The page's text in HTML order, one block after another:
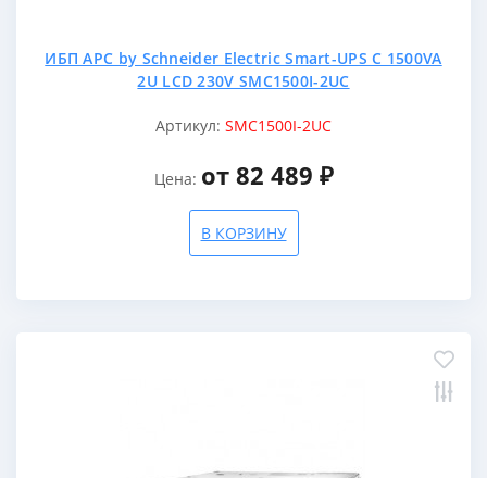
ИБП APC by Schneider Electric Smart-UPS C 1500VA
2U LCD 230V SMC1500I-2UC
Артикул: SMC1500I-2UC
Цена: от 82 489 ₽
В КОРЗИНУ